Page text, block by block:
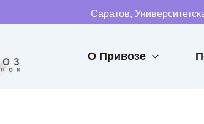
Саратов,
О Привозе